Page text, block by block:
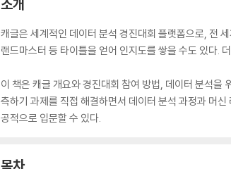
소개
캐글은 세계적인 데이터 분석 경진대회 플랫폼으로, 전
랜드마스터 등 타이틀을 얻어 인지도를 쌓을 수도 있다.
이 책은 캐글 개요와 경진대회 참여 방법, 데이터 분석을
측하기 과제를 직접 해결하면서 데이터 분석 과정과 머
공적으로 입문할 수 있다.
목차